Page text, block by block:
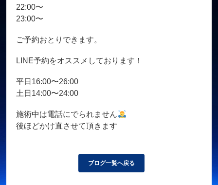
ご予約＋お問い合わせ
22:00〜
23:00〜
ご予約おとりできます。
LINE予約をオススメしております！
平日16:00〜26:00
土日14:00〜24:00
施術中は電話にでられません
後ほどかけ直させて頂きます
ブログ一覧へ戻る